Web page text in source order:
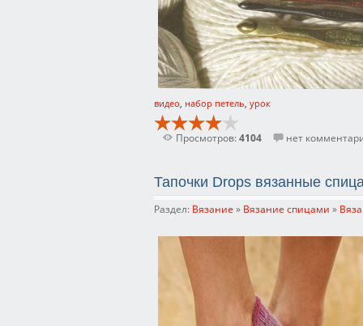
видео, набор петель, урок
Просмотров:4104 нет
Тапочки Drops вязанные
Раздел: Вязание » Вязание спицами »